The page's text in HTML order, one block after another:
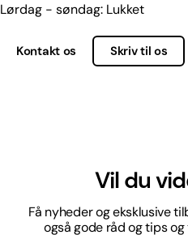
Lørdag - søndag: Lukket
Kontakt os Skriv til os
Vil du
Få nyheder og eksklusive
også gode råd og tips